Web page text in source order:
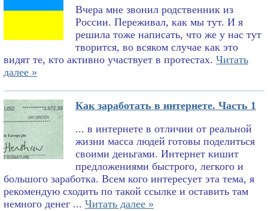
Вчера мне звонил родственник из
России. Переживал, как мы тут. И я
решила тоже написать, что же у нас тут
творится, во всяком случае как это
видят те, кто активно участвует в протестах. Читать
далее »
Как заработать в интернете. Часть 1
... в интернете в отличии от реальной
жизни масса людей готовы поделиться
своими деньгами. Интернет кишит
предложениями быстрого, легкого и
большого заработка. Всем кого интересует эта тема, я
рекомендую сходить по такой ссылке и оставить там
немного денег ... Читать далее »